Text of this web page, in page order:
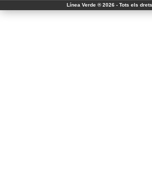
Línea Verde ® 2026 - Tots els